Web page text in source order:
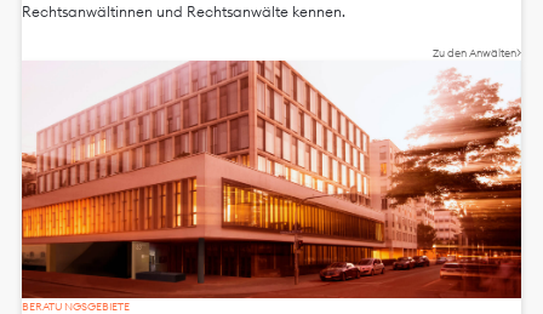
Rechtsanwältinnen und Rechtsanwälte kennen.
Zu den Anwälten
BERATUNGSGEBIETE